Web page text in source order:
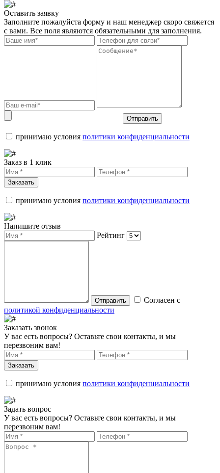
Оставить заявку
Заполните пожалуйста форму и наш менеджер скоро свяжется
с вами. Все поля являются обязательными для заполнения.
Отправить
принимаю условия политики конфиденциальности
Заказ в 1 клик
Заказать
принимаю условия политики конфиденциальности
Напишите отзыв
Рейтинг
Отправить
Согласен с
политикой конфиденциальности
Заказать звонок
У вас есть вопросы? Оставьте свои контакты, и мы
перезвоним вам!
Заказать
принимаю условия политики конфиденциальности
Задать вопрос
У вас есть вопросы? Оставьте свои контакты, и мы
перезвоним вам!